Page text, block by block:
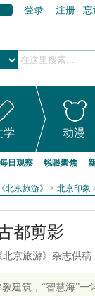
登录 注册 忘
学 动漫
每日观察 锐眼聚焦
《北京旅游》 > 北京印象
都剪影
北京旅游》杂志供稿
建筑，“智慧海”